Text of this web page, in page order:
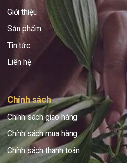
Giới thiệu
Sản phẩm
Tin tức
Liên hệ
Chính sách
Chính sách giao hàng
Chính sách mua hàng
Chính sách thanh toán